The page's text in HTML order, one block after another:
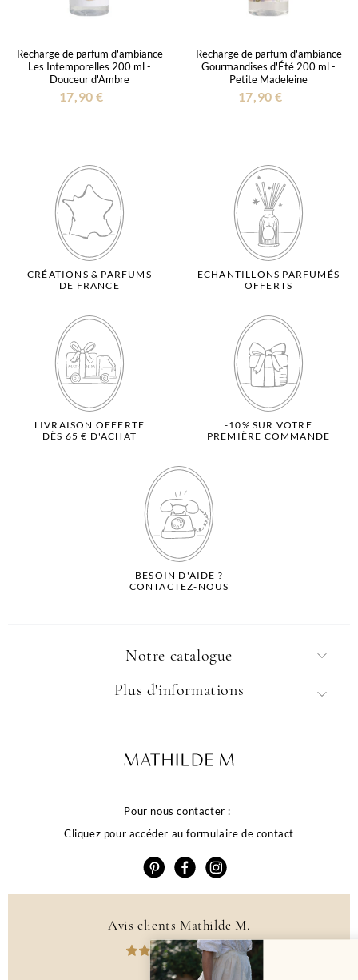
de votre
Recharge de parfum d'ambiance
Les Intemporelles 200 ml -
Douceur d'Ambre
17,90 €
Recharge de parfum d'ambiance
Gourmandises d'Été 200 ml -
Petite Madeleine
17,90 €
CRÉATIONS & PARFUMS
DE FRANCE
ECHANTILLONS PARFUMÉS
OFFERTS
LIVRAISON OFFERTE
DÈS 65 € D'ACHAT
-10% SUR VOTRE
PREMIÈRE COMMANDE
BESOIN D'AIDE ?
CONTACTEZ-NOUS
Notre catalogue
Pour nous contacter :
Cliquez pour accéder au formulaire de contact
Plus d'informations
Avis clients Mathilde M.
4.6 /5
384 avis